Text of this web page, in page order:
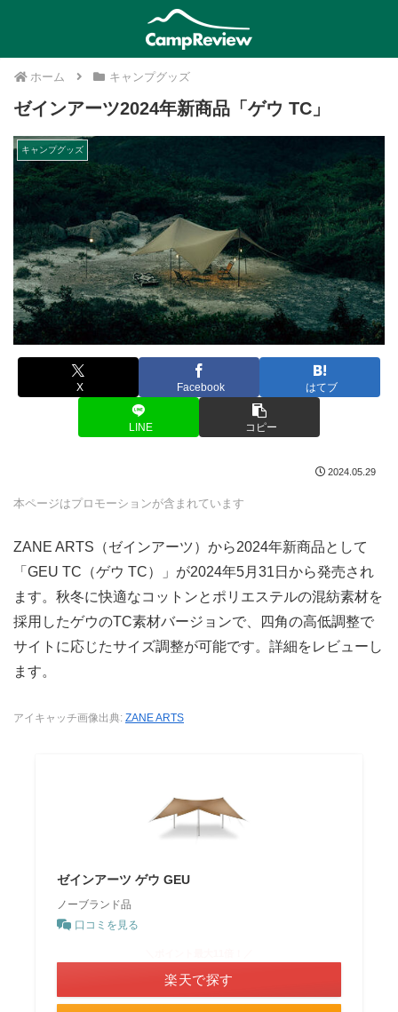
ホーム キャンプグッズ
ゼインアーツ2024年新商品「ゲウ TC」
キャンプグッズ
X Facebook はてブ
LINE コピー
2024.05.29
本ページはプロモーションが含まれています
ZANE ARTS（ゼインアーツ）から2024年新商品として
「GEU TC（ゲウ TC）」が2024年5月31日から発売され
ます。秋冬に快適なコットンとポリエステルの混紡素材を
採用したゲウのTC素材バージョンで、四角の高低調整で
サイトに応じたサイズ調整が可能です。詳細をレビューし
ます。
アイキャッチ画像出典: ZANE ARTS
ゼインアーツ ゲウ GEU
ノーブランド品
口コミを見る
楽天で探す